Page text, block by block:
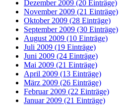
Dezember 2009 (20 Einträge)
November 2009 (21 Einträge)
Oktober 2009 (28 Einträge)
September 2009 (30 Einträge)
August 2009 (10 Einträge)
Juli 2009 (19 Einträge)
Juni 2009 (24 Einträge)
Mai 2009 (21 Einträge)
April 2009 (13 Einträge)
März 2009 (26 Einträge)
Februar 2009 (22 Einträge)
Januar 2009 (21 Einträge)